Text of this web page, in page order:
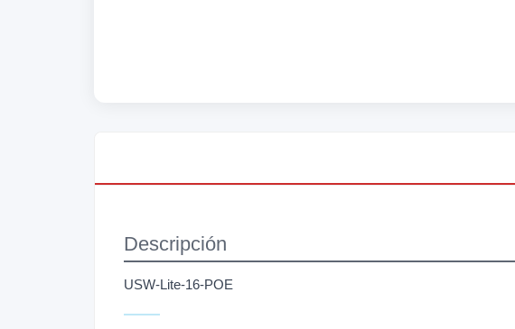
Descripción
USW-Lite-16-POE